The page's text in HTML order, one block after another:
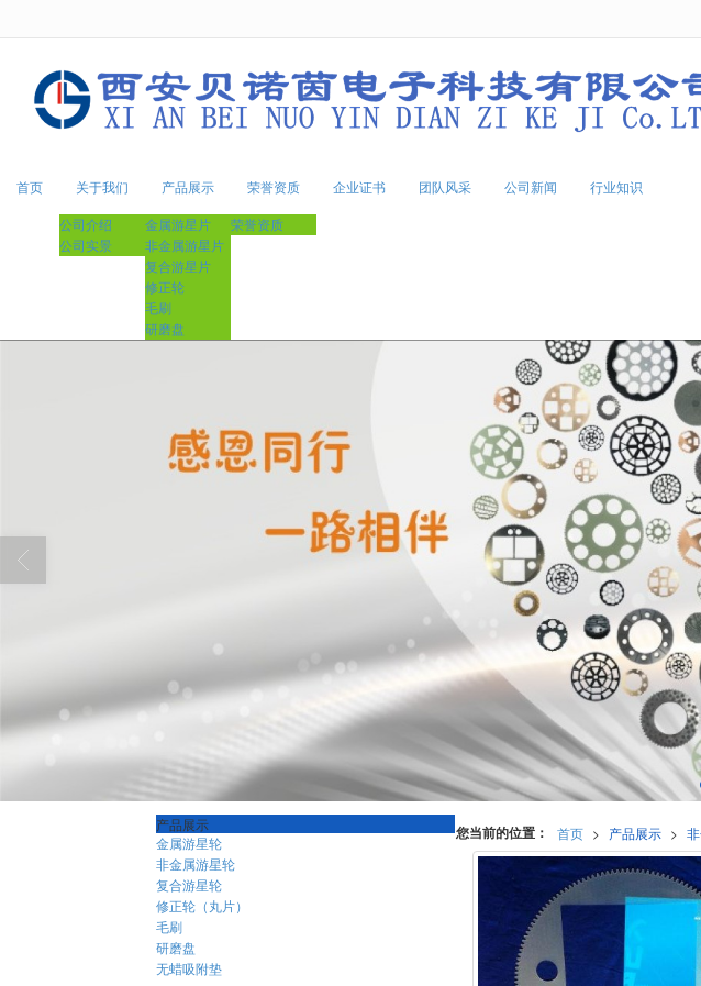
首页
关于我们
公司介绍
公司实景
产品展示
金属游星片
非金属游星片
复合游星片
修正轮
毛刷
研磨盘
荣誉资质
荣誉资质
企业证书 团队风采 公司新闻 行业知识
您当前的位置： 首页 > 产品展示 >
产品展示
金属游星轮
非金属游星轮
复合游星轮
修正轮（丸片）
毛刷
研磨盘
无蜡吸附垫